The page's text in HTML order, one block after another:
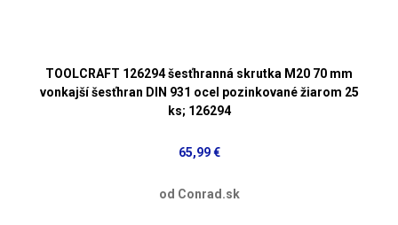
TOOLCRAFT 126294 šesťhranná skrutka M20 70 mm
vonkajší šesťhran DIN 931 ocel pozinkované žiarom 25
ks; 126294
65,99 €
od Conrad.sk